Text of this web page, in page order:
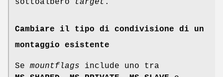
sottoalbero target .
Cambiare il tipo di condivisione di un
montaggio esistente
Se mountflags include uno tra